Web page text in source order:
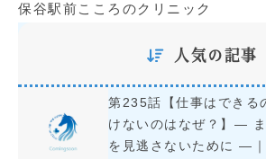
保谷駅前こころのクリニック
人気の記事
第235話【仕事はできる
けないのはなぜ？】―
を見逃さないために ―｜